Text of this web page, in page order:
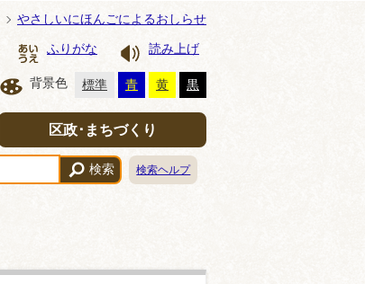
やさしいにほんごによるおしらせ
ふりがな 読み上げ
背景色 標準 青 黄 黒
区政･まちづくり
検索 検索ヘルプ